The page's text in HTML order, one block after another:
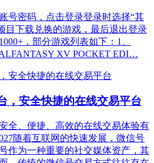
号密码，点击登录登录时选择“其
目下载兑换的游戏，最后退出登录
，部分游戏列表如下：1、
XV POCKET EDI…
，安全快捷的在线交易平台
全、便捷、高效的在线交易体验有
随着互联网的快速发展，微信号
作为一种重要的社交媒体资产，其